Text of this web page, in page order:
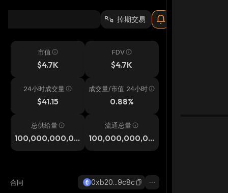
掉期交易
市值
$4.7K
FDV
$4.7K
24小时成交量
$41.15
成交量/市值 24小时
0.88%
总供给量
100,000,000,00
0
流通总量
100,000,000,00
0
合同 0xb20...9c8c